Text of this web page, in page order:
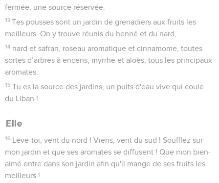
fermée, une source réservée.
13 Tes pousses sont un jardin de grenadiers aux fruits les
meilleurs. On y trouve réunis du henné et du nard,
14 nard et safran, roseau aromatique et cinnamome, toutes
sortes d’arbres à encens, myrrhe et aloès, tous les principaux
aromates.
15 Tu es la source des jardins, un puits d'eau vive qui coule
du Liban !
Elle
16 Lève-toi, vent du nord ! Viens, vent du sud ! Soufflez sur
mon jardin et que ses aromates se diffusent ! Que mon bien-
aimé entre dans son jardin afin qu'il mange de ses fruits les
meilleurs !